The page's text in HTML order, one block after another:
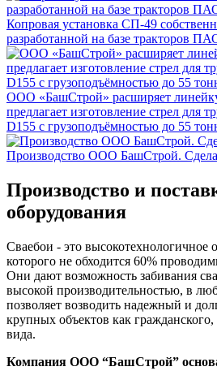
Копровая установка СП-49
разработанной на базе тракторов
ООО «БашСтрой» расширяет
предлагает изготовление стрел для
D155 с грузоподъёмностью до 55
Производство ООО БашСтрой.
Производство и
оборудования
Сваебои - это высокотехнологичное
которого не обходится 60%
Они дают возможность забивания
высокой производительностью, в
позволяет возводить надежный и
крупных объектов как
вида.
Компания ООО “БашСтрой”